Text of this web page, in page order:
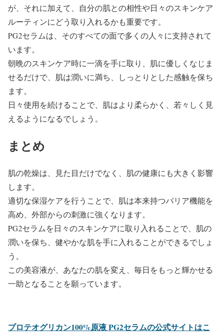
が、それに加えて、自分の肌との相性や日々のスキンケア
ルーティンにどう取り入れるかも重要です。
PG2セラムは、そのすべての面で多くの人々に支持されて
います。
朝晩のスキンケア時に一滴を手に取り、肌に優しくなじま
せるだけで、肌は潤いに満ち、しっとりとした感触を保ち
ます。
日々使用を続けることで、肌はより柔らかく、若々しく見
えるようになるでしょう。
まとめ
肌の乾燥は、見た目だけでなく、肌の健康にも大きく影響
します。
適切な保湿ケアを行うことで、肌は本来持つバリア機能を
高め、外部からの刺激に強くなります。
PG2セラムを日々のスキンケアに取り入れることで、肌の
潤いを保ち、健やかな肌を手に入れることができるでしょ
う。
この美容液が、あなたの肌を変え、毎日をもっと輝かせる
一助となることを願っています。
プロテオグリカン100%原液 PG2セラムの公式サイトはこ